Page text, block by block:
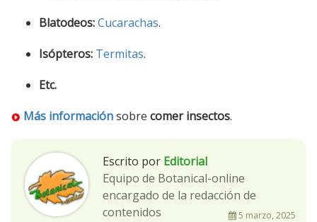
Blatodeos:Cucarachas.
Isópteros: Termitas.
Etc.
Más informaciónsobre comer insectos.
Escrito por Editorial
Equipo de Botanical-online
encargado de la redacción de
contenidos
5 marzo, 2025